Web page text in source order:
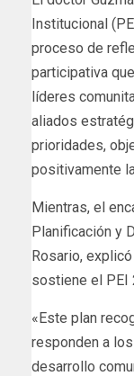
Institucional
proceso de
participativa
líderes
aliados
prioridades,
positivamente
Mientras, el
Planificación y
Rosario,
sostiene el PEI
«Este plan
responden a
desarrollo